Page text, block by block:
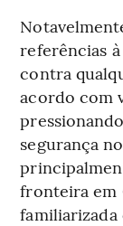
referências
contra
acordo com
segurança
fronteira em
familiarizada